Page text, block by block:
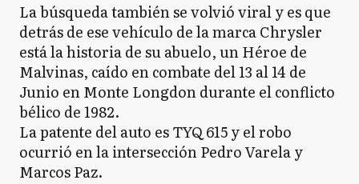
La búsqueda también se volvió viral y es que
detrás de ese vehículo de la marca Chrysler
está la historia de su abuelo, un Héroe de
Malvinas, caído en combate del 13 al 14 de
Junio en Monte Longdon durante el conflicto
bélico de 1982.
La patente del auto es TYQ 615 y el robo
ocurrió en la intersección Pedro Varela y
Marcos Paz.